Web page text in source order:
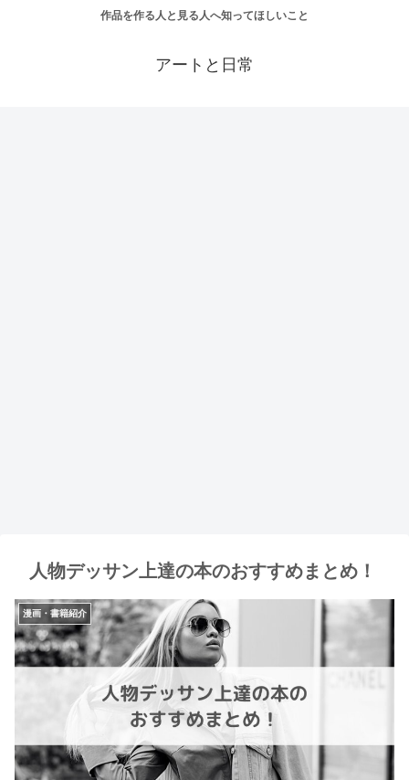
作品を作る人と見る人へ知ってほしいこと
アートと日常
人物デッサン上達の本のおすすめまとめ！
漫画・書籍紹介